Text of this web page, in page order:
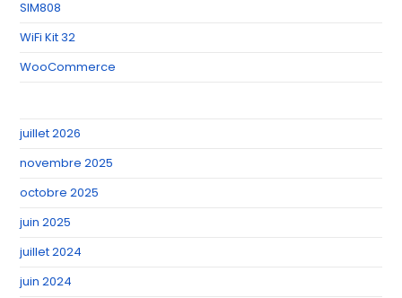
SIM808
WiFi Kit 32
WooCommerce
juillet 2026
novembre 2025
octobre 2025
juin 2025
juillet 2024
juin 2024